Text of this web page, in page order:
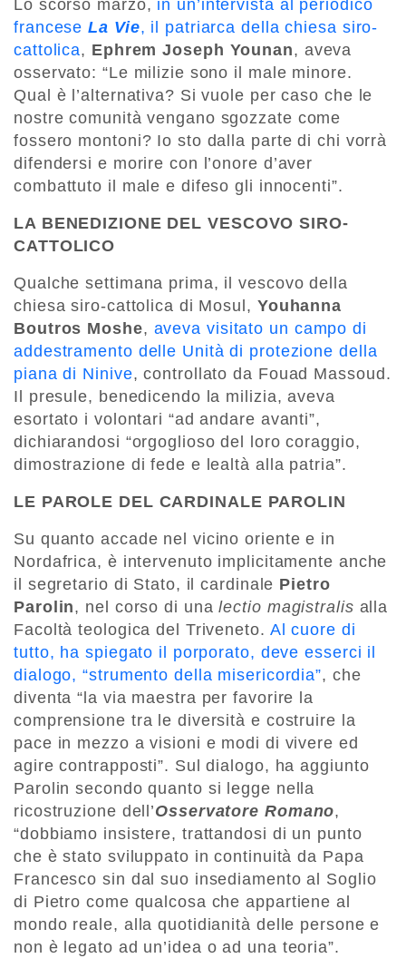
Lo scorso marzo, in un’intervista al periodico
franceseLa Vie, il patriarca della chiesa siro-
cattolica, Ephrem Joseph Younan, aveva
osservato: “Le milizie sono il male minore.
Qual è l’alternativa? Si vuole per caso che le
nostre comunità vengano sgozzate come
fossero montoni? Io sto dalla parte di chi vorrà
difendersi e morire con l’onore d’aver
combattuto il male e difeso gli innocenti”.
LA BENEDIZIONE DEL VESCOVO SIRO-
CATTOLICO
Qualche settimana prima, il vescovo della
chiesa siro-cattolica di Mosul, Youhanna
Boutros Moshe, aveva visitato un campo di
addestramento delle Unità di protezione della
piana di Ninive, controllato da Fouad Massoud.
Il presule, benedicendo la milizia, aveva
esortato i volontari “ad andare avanti”,
dichiarandosi “orgoglioso del loro coraggio,
dimostrazione di fede e lealtà alla patria”.
LE PAROLE DEL CARDINALE PAROLIN
Su quanto accade nel vicino oriente e in
Nordafrica, è intervenuto implicitamente anche
il segretario di Stato, il cardinale Pietro
Parolin, nel corso di unalectio magistralis alla
Facoltà teologica del Triveneto. Al cuore di
tutto, ha spiegato il porporato, deve esserci il
dialogo, “strumento della misericordia”, che
diventa “la via maestra per favorire la
comprensione tra le diversità e costruire la
pace in mezzo a visioni e modi di vivere ed
agire contrapposti”. Sul dialogo, ha aggiunto
Parolin secondo quanto si legge nella
ricostruzione dell’Osservatore Romano,
“dobbiamo insistere, trattandosi di un punto
che è stato sviluppato in continuità da Papa
Francesco sin dal suo insediamento al Soglio
di Pietro come qualcosa che appartiene al
mondo reale, alla quotidianità delle persone e
non è legato ad un’idea o ad una teoria”.